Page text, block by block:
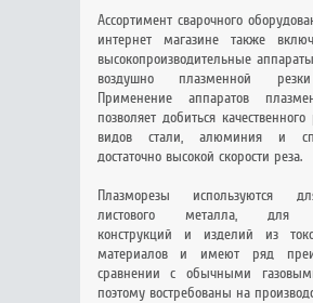
Ассортимент сварочного
интернет магазине также
высокопроизводительные
воздушно плазменной
Применение аппаратов
позволяет добиться
видов стали, алюминия и
достаточно высокой скорости реза.
Плазморезы используются
листового металла, для
конструкций и изделий из
материалов и имеют ряд
сравнении с обычными
поэтому востребованы на